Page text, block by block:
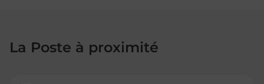
La Poste à proximité